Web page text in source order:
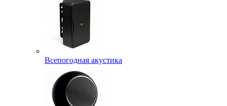
Всепогодная акустика